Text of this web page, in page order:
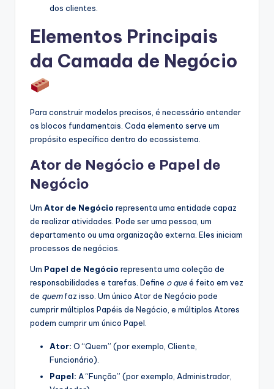
dos clientes.
Elementos Principais
da Camada de Negócio
Para construir modelos precisos, é necessário entender
os blocos fundamentais. Cada elemento serve um
propósito específico dentro do ecossistema.
Ator de Negócio e Papel de
Negócio
Um Ator de Negócio representa uma entidade capaz
de realizar atividades. Pode ser uma pessoa, um
departamento ou uma organização externa. Eles iniciam
processos de negócios.
Um Papel de Negócio representa uma coleção de
responsabilidades e tarefas. Define o queé feito em vez
de quemfaz isso. Um único Ator de Negócio pode
cumprir múltiplos Papéis de Negócio, e múltiplos Atores
podem cumprir um único Papel.
Ator: O “Quem” (por exemplo, Cliente,
Funcionário).
Papel: A “Função” (por exemplo, Administrador,